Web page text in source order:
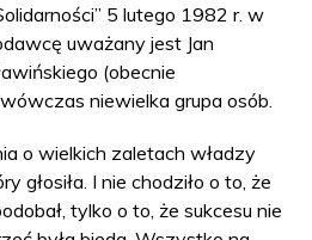
5 lutego 1982 r. w
uważany jest Jan
(obecnie
niewielka grupa osób.
o wielkich zaletach władzy
głosiła. I nie chodziło o to, że
tylko o to, że sukcesu nie